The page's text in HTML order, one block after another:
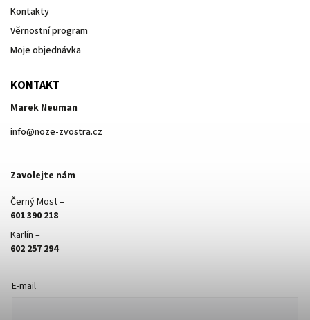
Kontakty
Věrnostní program
Moje objednávka
KONTAKT
Marek Neuman
info@noze-zvostra.cz
Zavolejte nám
Černý Most –
601 390 218
Karlín –
602 257 294
E-mail